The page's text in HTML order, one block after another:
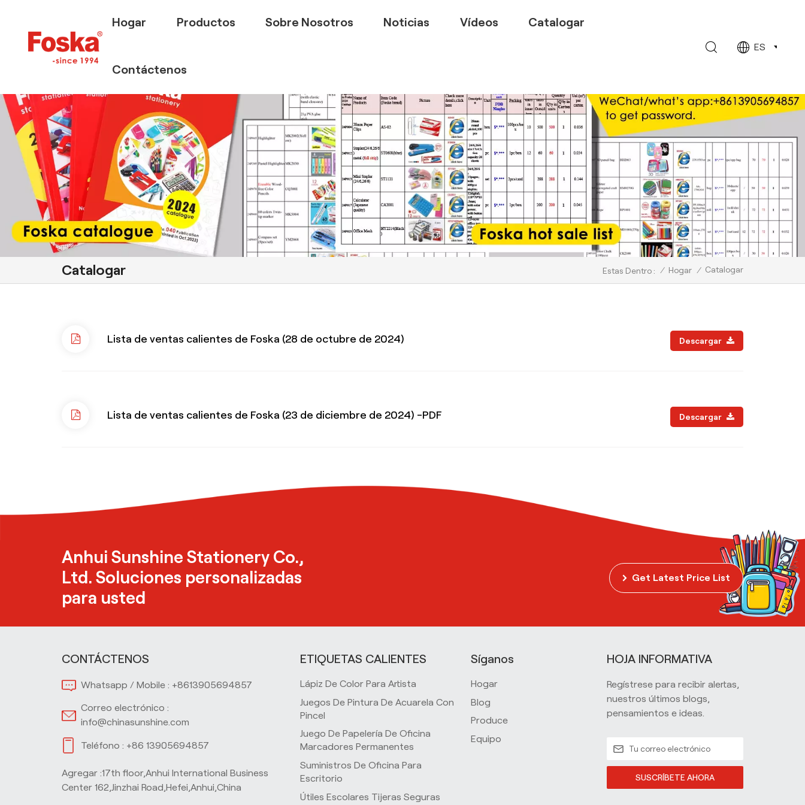
Hogar Productos Sobre Nosotros Noticias Vídeos Catalogar
Contáctenos
ES
Catalogar Estas Dentro : / Hogar / Catalogar
Lista de ventas calientes de Foska (28 de octubre de 2024) Descargar
Lista de ventas calientes de Foska (23 de diciembre de 2024) -PDF Descargar
Anhui Sunshine Stationery Co.,
Ltd. Soluciones personalizadas
para usted
Get Latest Price List
CONTÁCTENOS
Whatsapp / Mobile : +8613905694857
Correo electrónico :
info@chinasunshine.com
Teléfono : +86 13905694857
Agregar :17th floor,Anhui International Business
Center 162,Jinzhai Road,Hefei,Anhui,China
ETIQUETAS CALIENTES
Lápiz De Color Para Artista
Juegos De Pintura De Acuarela Con
Pincel
Juego De Papelería De Oficina
Marcadores Permanentes
Suministros De Oficina Para
Escritorio
Útiles Escolares Tijeras Seguras
Síganos
Hogar
Blog
Produce
Equipo
HOJA INFORMATIVA
Regístrese para recibir alertas,
nuestros últimos blogs,
pensamientos e ideas.
SUSCRÍBETE AHORA